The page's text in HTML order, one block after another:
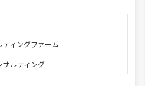
ティングファーム
サルティング